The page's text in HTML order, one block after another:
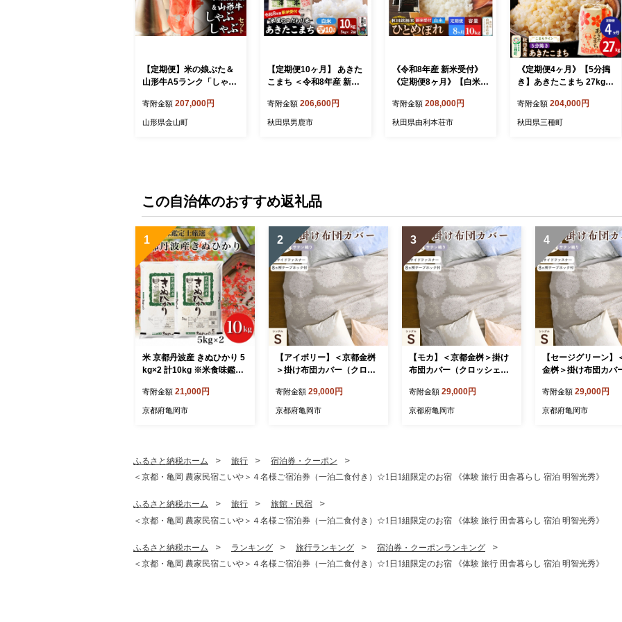
【定期便】米の娘ぶた＆
山形牛A5ランク「しゃぶ
4B-0160
寄附金額 207,000円
山形県金山町
【定期便10ヶ月】 あきた
こまち ＜令和8年産 新米
米』 白米 10kg（5kg×2
袋） 吉運商店 [新米 先行
寄附金額 206,600円
秋田県男鹿市
《令和8年産 新米受付》
《定期便8ヶ月》【白米】
れ 10kg（5kg×2袋） [新
米受付 米 お米 こめ 白米
寄附金額 208,000円
秋田県由利本荘市
《定期便4ヶ月》【5分搗
き】あきたこまち 27kg
ちライン [秋田 お米 米ど
ころ あきたこまち こまち
寄附金額 204,000円
秋田県三種町
この自治体のおすすめ返礼品
1
米 京都丹波産 きぬひかり 5
kg×2 計10kg ※米食味鑑定
け【京都伏見のお米問屋が
精米】米 白米 ※沖縄本島・
寄附金額 21,000円
京都府亀岡市
2
【アイボリー】＜京都金桝
＞掛け布団カバー（クロッ
≪日本製 なめらかタッチ 両
サイドファスナー ナチュラ
い 布団カバー 心地いい Abl
≫
寄附金額 29,000円
京都府亀岡市
3
【モカ】＜京都金桝＞掛け
布団カバー（クロッシェ）
製 なめらかタッチ 両サイド
ファスナー ナチュラル 北欧
寄附金額 29,000円
京都府亀岡市
4
【セージグリーン】
金桝＞掛け布団カバ
0%◇≪日本製 なめ
ッチ 両サイドファス
生活≫
寄附金額 29,000円
京都府亀岡市
ふるさと納税ホーム 旅行
宿泊券・クーポン
＜京都・亀岡 農家民宿こいや＞４名様ご宿泊券（一泊二食付き）☆1日1組限定のお宿 《体験 旅行 田舎暮らし 宿泊 明智光秀》
ふるさと納税ホーム 旅行
旅館・民宿
＜京都・亀岡 農家民宿こいや＞４名様ご宿泊券（一泊二食付き）☆1日1組限定のお宿 《体験 旅行 田舎暮らし 宿泊 明智光秀》
ふるさと納税ホーム ランキング 旅行ランキング
宿泊券・クーポンランキング
＜京都・亀岡 農家民宿こいや＞４名様ご宿泊券（一泊二食付き）☆1日1組限定のお宿 《体験 旅行 田舎暮らし 宿泊 明智光秀》